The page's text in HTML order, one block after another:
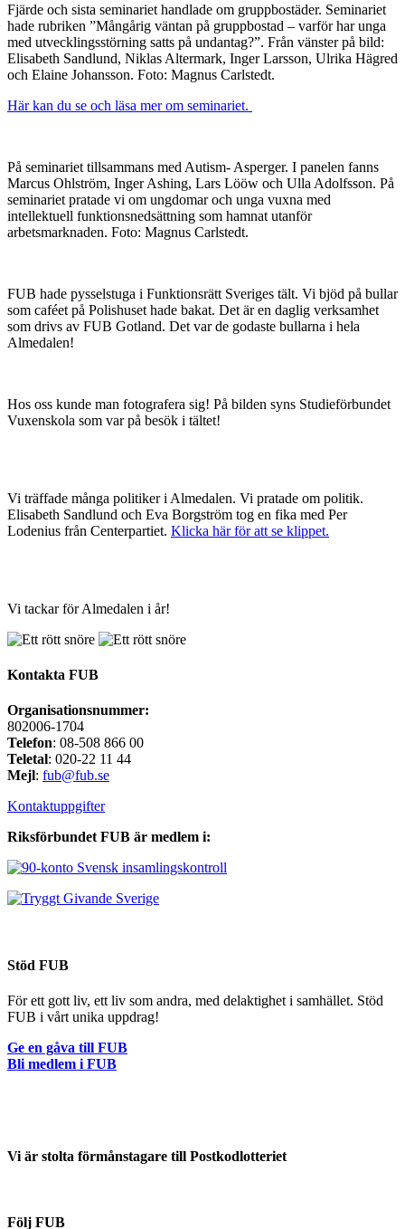
Fjärde och sista seminariet handlade om gruppbostäder. Seminariet
hade rubriken ”Mångårig väntan på gruppbostad – varför har unga
med utvecklingsstörning satts på undantag?”. Från vänster på bild:
Elisabeth Sandlund, Niklas Altermark, Inger Larsson, Ulrika Hägred
och Elaine Johansson. Foto: Magnus Carlstedt.
Här kan du se och läsa mer om seminariet.
På seminariet tillsammans med Autism- Asperger. I panelen fanns
Marcus Ohlström, Inger Ashing, Lars Lööw och Ulla Adolfsson. På
seminariet pratade vi om ungdomar och unga vuxna med
intellektuell funktionsnedsättning som hamnat utanför
arbetsmarknaden. Foto: Magnus Carlstedt.
FUB hade pysselstuga i Funktionsrätt Sveriges tält. Vi bjöd på bullar
som caféet på Polishuset hade bakat. Det är en daglig verksamhet
som drivs av FUB Gotland. Det var de godaste bullarna i hela
Almedalen!
Hos oss kunde man fotografera sig! På bilden syns Studieförbundet
Vuxenskola som var på besök i tältet!
Vi träffade många politiker i Almedalen. Vi pratade om politik.
Elisabeth Sandlund och Eva Borgström tog en fika med Per
Lodenius från Centerpartiet. Klicka här för att se klippet.
Vi tackar för Almedalen i år!
Kontakta FUB
Organisationsnummer:
802006-1704
Telefon: 08-508 866 00
Teletal: 020-22 11 44
Mejl: fub@fub.se
Kontaktuppgifter
Riksförbundet FUB är medlem i:
Stöd FUB
För ett gott liv, ett liv som andra, med delaktighet i samhället. Stöd
FUB i vårt unika uppdrag!
Ge en gåva till FUB
Bli medlem i FUB
Vi är stolta förmånstagare till Postkodlotteriet
Följ FUB